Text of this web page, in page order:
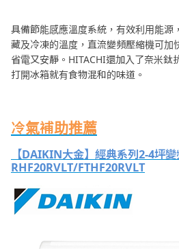
具備節能感應溫度系統，有效利用能源
藏及冷凍的溫度，直流變頻壓縮機可加
省電又安靜。HITACHI還加入了奈米鈦
打開冰箱就有食物混和的味道。
冷氣補助推薦
【DAIKIN大金】經典系列2-4坪
RHF20RVLT/FTHF20RVLT